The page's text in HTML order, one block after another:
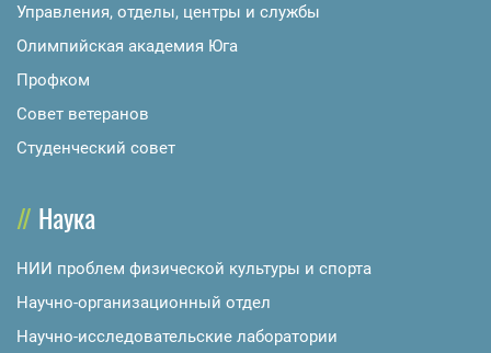
Управления, отделы, центры и службы
Олимпийская академия Юга
Профком
Совет ветеранов
Студенческий совет
Наука
НИИ проблем физической культуры и спорта
Научно-организационный отдел
Научно-исследовательские лаборатории